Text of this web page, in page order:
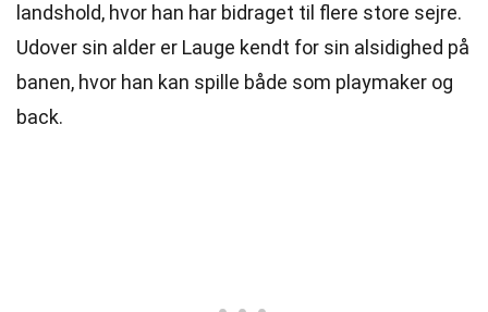
landshold, hvor han har bidraget til flere store sejre.
Udover sin alder er Lauge kendt for sin alsidighed på
banen, hvor han kan spille både som playmaker og
back.